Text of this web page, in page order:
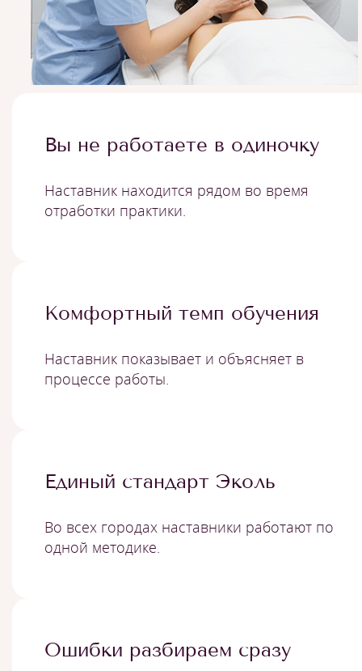
Вы не работаете в одиночку
Наставник находится рядом во время
отработки практики.
Комфортный темп обучения
Наставник показывает и объясняет в
процессе работы.
Единый стандарт Эколь
Во всех городах наставники работают по
одной методике.
Ошибки разбираем сразу